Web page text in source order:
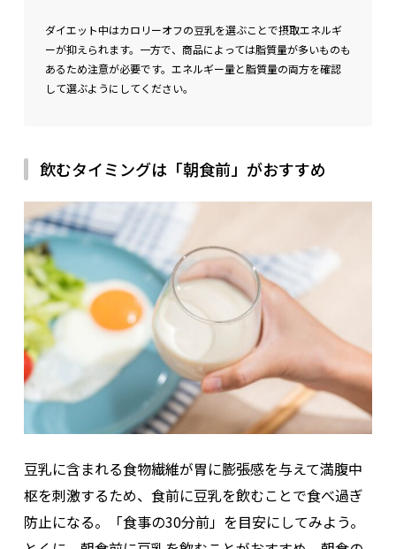
ダイエット中はカロリーオフの豆乳を選ぶことで摂取エネルギ
ーが抑えられます。一方で、商品によっては脂質量が多いものも
あるため注意が必要です。エネルギー量と脂質量の両方を確認
して選ぶようにしてください。
飲むタイミングは「朝食前」がおすすめ
豆乳に含まれる食物繊維が胃に膨張感を与えて満腹中
枢を刺激するため、食前に豆乳を飲むことで食べ過ぎ
防止になる。「食事の30分前」を目安にしてみよう。